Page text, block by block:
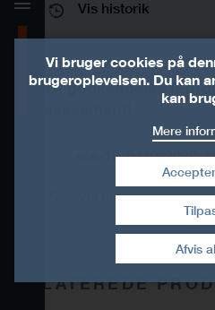
Teknisk data
Certificeringer
Relaterede produkter
Vis historik
ETA godkendelse
eta-10-0440-2020-
Vis historik
RELATEREDE
Vi bruger cookies på
brugeroplevelsen. Du kan
kan
Mere
Afvis
Træk